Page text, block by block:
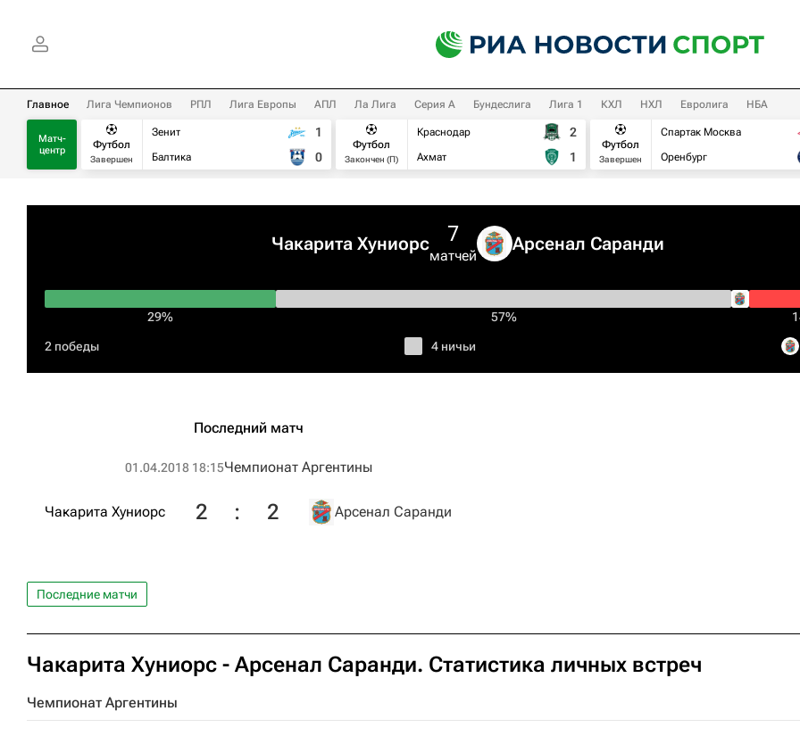
Главное Лига Чемпионов РПЛ Лига Европы АПЛ Ла Лига Серия А Бундеслига Лига 1 КХЛ НХЛ Евролига НБА
Матч-
центр
Футбол
Завершен
Зенит
Балтика
1
0
Футбол
Закончен (П)
Краснодар
Ахмат
2
1
Футбол
Завершен
Спартак Москва
Оренбург
Чакарита Хуниорс 7
матчей
Арсенал Саранди
29% 57%
2 победы 4 ничьи
Последний матч
01.04.2018 18:15Чемпионат Аргентины
Чакарита Хуниорс 2 : 2 Арсенал Саранди
Последние матчи
Чакарита Хуниорс - Арсенал Саранди. Статистика личных встреч
Чемпионат Аргентины